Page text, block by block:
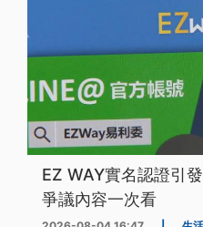
EZ WAY實名認證引
爭議內容一次看